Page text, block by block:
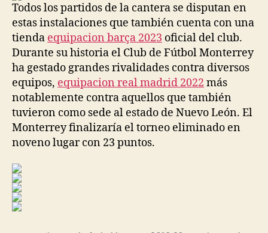
Todos los partidos de la cantera se disputan en
estas instalaciones que también cuenta con una
tienda equipacion barça 2023 oficial del club.
Durante su historia el Club de Fútbol Monterrey
ha gestado grandes rivalidades contra diversos
equipos, equipacion real madrid 2022 más
notablemente contra aquellos que también
tuvieron como sede al estado de Nuevo León. El
Monterrey finalizaría el torneo eliminado en
noveno lugar con 23 puntos.